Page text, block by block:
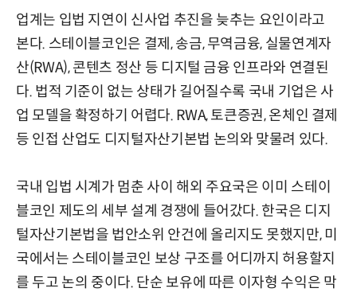
업계는 입법 지연이 신사업 추진을 늦추는 요인이라고
본다. 스테이블코인은 결제, 송금, 무역금융, 실물연계자
산(RWA), 콘텐츠 정산 등 디지털 금융 인프라와 연결된
다. 법적 기준이 없는 상태가 길어질수록 국내 기업은 사
업 모델을 확정하기 어렵다. RWA, 토큰증권, 온체인 결제
등 인접 산업도 디지털자산기본법 논의와 맞물려 있다.
국내 입법 시계가 멈춘 사이 해외 주요국은 이미 스테이
블코인 제도의 세부 설계 경쟁에 들어갔다. 한국은 디지
털자산기본법을 법안소위 안건에 올리지도 못했지만, 미
국에서는 스테이블코인 보상 구조를 어디까지 허용할지
를 두고 논의 중이다. 단순 보유에 따른 이자형 수익은 막